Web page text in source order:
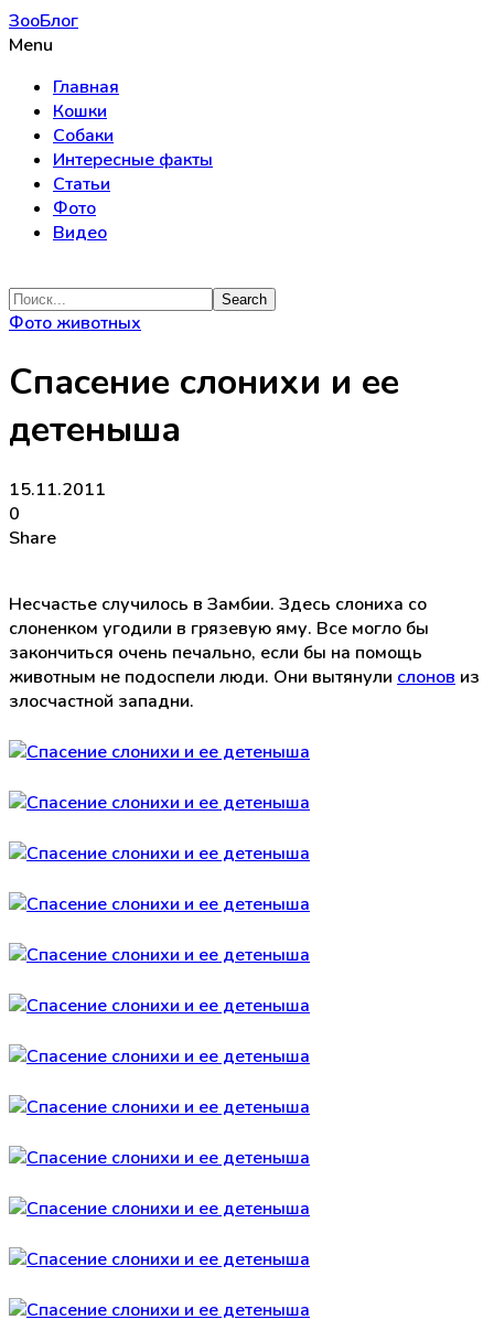
ЗооБлог
Menu
Главная
Кошки
Собаки
Интересные факты
Статьи
Фото
Видео
Фото животных
Спасение слонихи и ее
детеныша
15.11.2011
0
Share
Несчастье случилось в Замбии. Здесь слониха со
слоненком угодили в грязевую яму. Все могло бы
закончиться очень печально, если бы на помощь
животным не подоспели люди. Они вытянули слонов из
злосчастной западни.